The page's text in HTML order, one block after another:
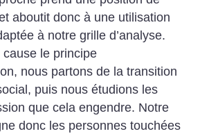
aboutit donc à une utilisation
à notre grille d’analyse.
le principe
nous partons de la transition
puis nous étudions les
que cela engendre. Notre
donc les personnes touchées